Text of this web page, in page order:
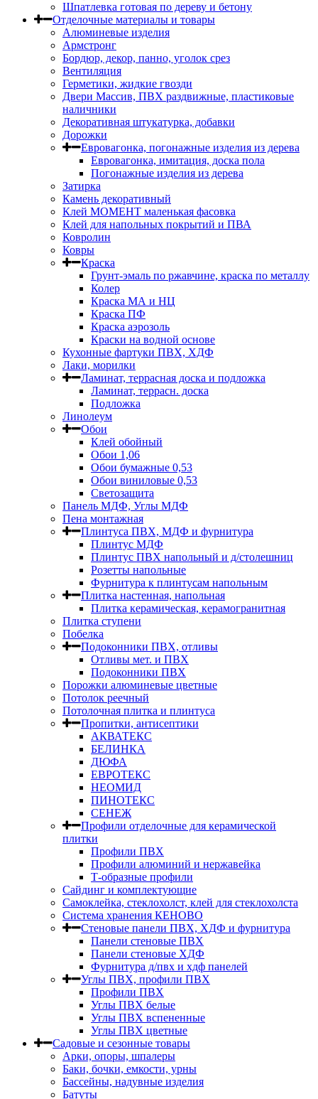
Шпатлевка готовая по дереву и бетону
Отделочные материалы и товары
Алюминевые изделия
Армстронг
Бордюр, декор, панно, уголок срез
Вентиляция
Герметики, жидкие гвозди
Двери Массив, ПВХ раздвижные, пластиковые
наличники
Декоративная штукатурка, добавки
Дорожки
Евровагонка, погонажные изделия из дерева
Евровагонка, имитация, доска пола
Погонажные изделия из дерева
Затирка
Камень декоративный
Клей МОМЕНТ маленькая фасовка
Клей для напольных покрытий и ПВА
Ковролин
Ковры
Краска
Грунт-эмаль по ржавчине, краска по металлу
Колер
Краска МА и НЦ
Краска ПФ
Краска аэрозоль
Краски на водной основе
Кухонные фартуки ПВХ, ХДФ
Лаки, морилки
Ламинат, террасная доска и подложка
Ламинат, террасн. доска
Подложка
Линолеум
Обои
Клей обойный
Обои 1,06
Обои бумажные 0,53
Обои виниловые 0,53
Светозащита
Панель МДФ, Углы МДФ
Пена монтажная
Плинтуса ПВХ, МДФ и фурнитура
Плинтус МДФ
Плинтус ПВХ напольный и д/столешниц
Розетты напольные
Фурнитура к плинтусам напольным
Плитка настенная, напольная
Плитка керамическая, керамогранитная
Плитка ступени
Побелка
Подоконники ПВХ, отливы
Отливы мет. и ПВХ
Подоконники ПВХ
Порожки алюминевые цветные
Потолок реечный
Потолочная плитка и плинтуса
Пропитки, антисептики
АКВАТЕКС
БЕЛИНКА
ДЮФА
ЕВРОТЕКС
НЕОМИД
ПИНОТЕКС
СЕНЕЖ
Профили отделочные для керамической
плитки
Профили ПВХ
Профили алюминий и нержавейка
Т-образные профили
Сайдинг и комплектующие
Самоклейка, стеклохолст, клей для стеклохолста
Система хранения КЕНОВО
Стеновые панели ПВХ, ХДФ и фурнитура
Панели стеновые ПВХ
Панели стеновые ХДФ
Фурнитура д/пвх и хдф панелей
Углы ПВХ, профили ПВХ
Профили ПВХ
Углы ПВХ белые
Углы ПВХ вспененные
Углы ПВХ цветные
Садовые и сезонные товары
Арки, опоры, шпалеры
Баки, бочки, емкости, урны
Бассейны, надувные изделия
Батуты